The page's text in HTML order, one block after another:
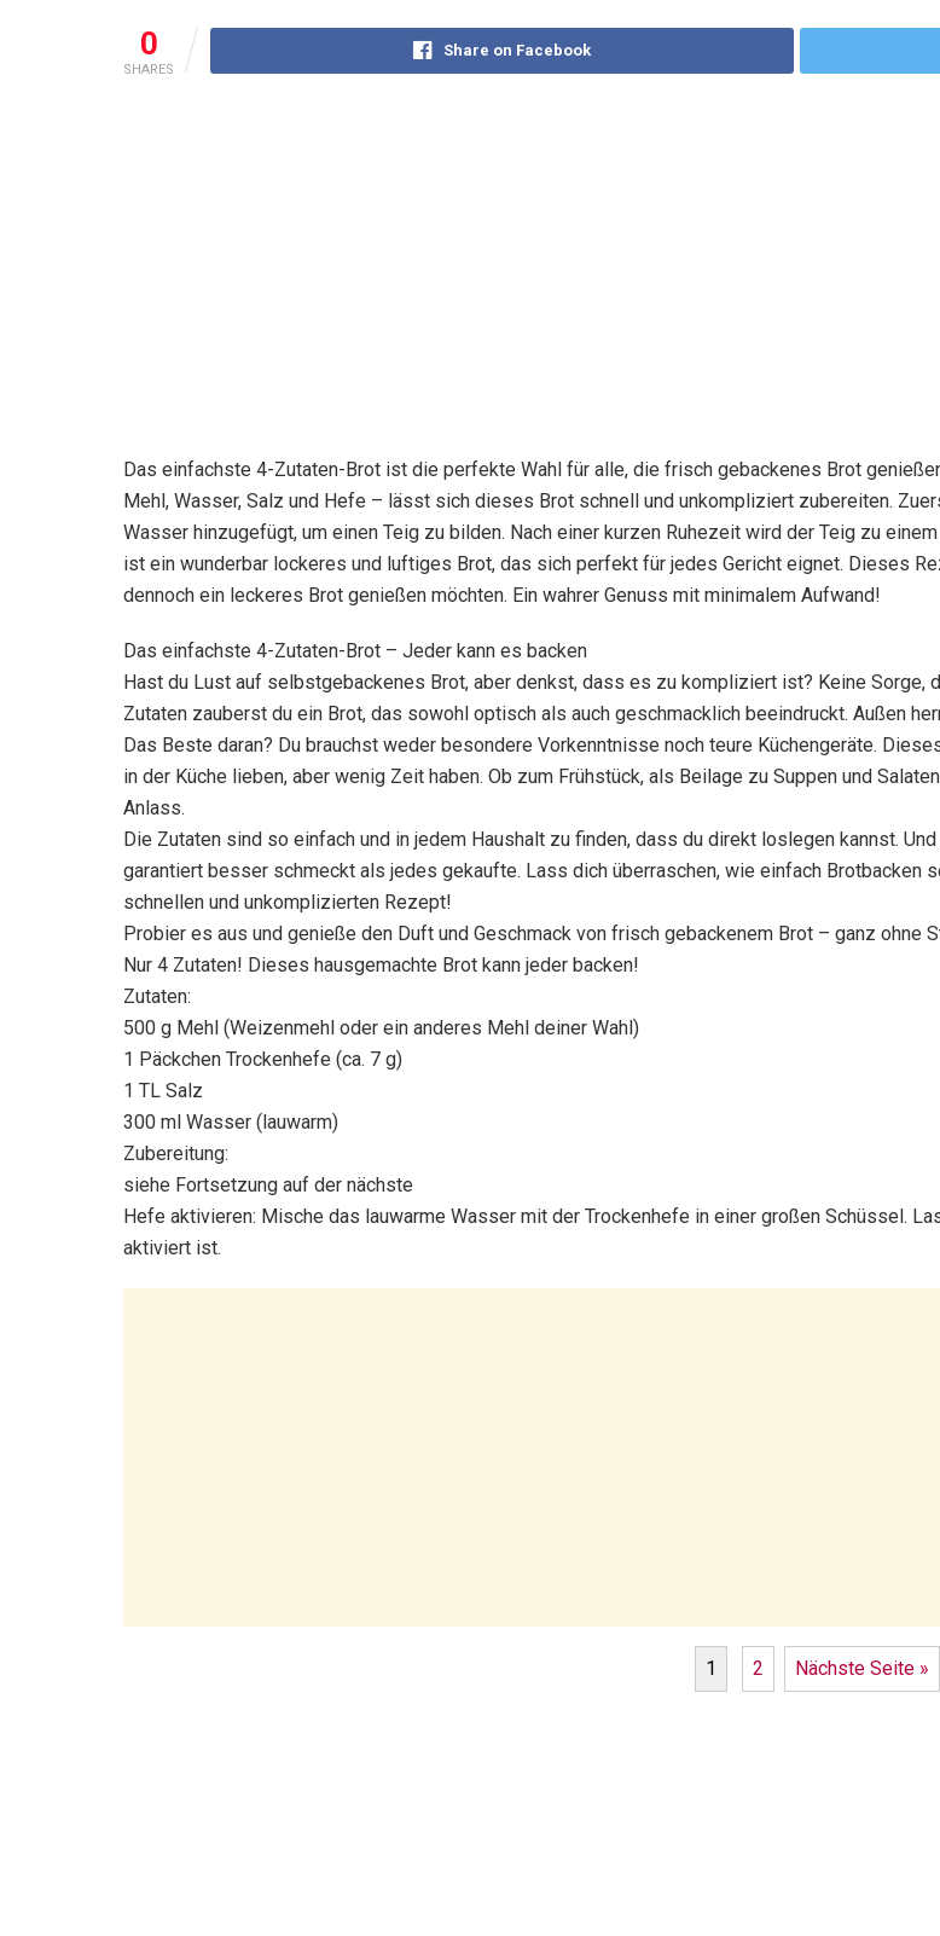
0
SHARES
Share on Facebook
Das einfachste 4-Zutaten-Brot ist die perfekte Wahl für alle, die frisch gebackenes Brot
Mehl, Wasser, Salz und Hefe – lässt sich dieses Brot schnell und unkompliziert zubereiten.
Wasser hinzugefügt, um einen Teig zu bilden. Nach einer kurzen Ruhezeit wird der Teig zu
ist ein wunderbar lockeres und luftiges Brot, das sich perfekt für jedes Gericht eignet. Dieses
dennoch ein leckeres Brot genießen möchten. Ein wahrer Genuss mit minimalem Aufwand!
Das einfachste 4-Zutaten-Brot – Jeder kann es backen
Hast du Lust auf selbstgebackenes Brot, aber denkst, dass es zu kompliziert ist? Keine
Zutaten zauberst du ein Brot, das sowohl optisch als auch geschmacklich beeindruckt. Außen
Das Beste daran? Du brauchst weder besondere Vorkenntnisse noch teure Küchengeräte.
in der Küche lieben, aber wenig Zeit haben. Ob zum Frühstück, als Beilage zu Suppen und
Anlass.
Die Zutaten sind so einfach und in jedem Haushalt zu finden, dass du direkt loslegen kannst.
garantiert besser schmeckt als jedes gekaufte. Lass dich überraschen, wie einfach Brotbacken
schnellen und unkomplizierten Rezept!
Probier es aus und genieße den Duft und Geschmack von frisch gebackenem Brot – ganz ohne
Nur 4 Zutaten! Dieses hausgemachte Brot kann jeder backen!
Zutaten:
500 g Mehl (Weizenmehl oder ein anderes Mehl deiner Wahl)
1 Päckchen Trockenhefe (ca. 7 g)
1 TL Salz
300 ml Wasser (lauwarm)
Zubereitung:
siehe Fortsetzung auf der nächste
Hefe aktivieren: Mische das lauwarme Wasser mit der Trockenhefe in einer großen Schüssel.
aktiviert ist.
1 2 Nächste Seite »